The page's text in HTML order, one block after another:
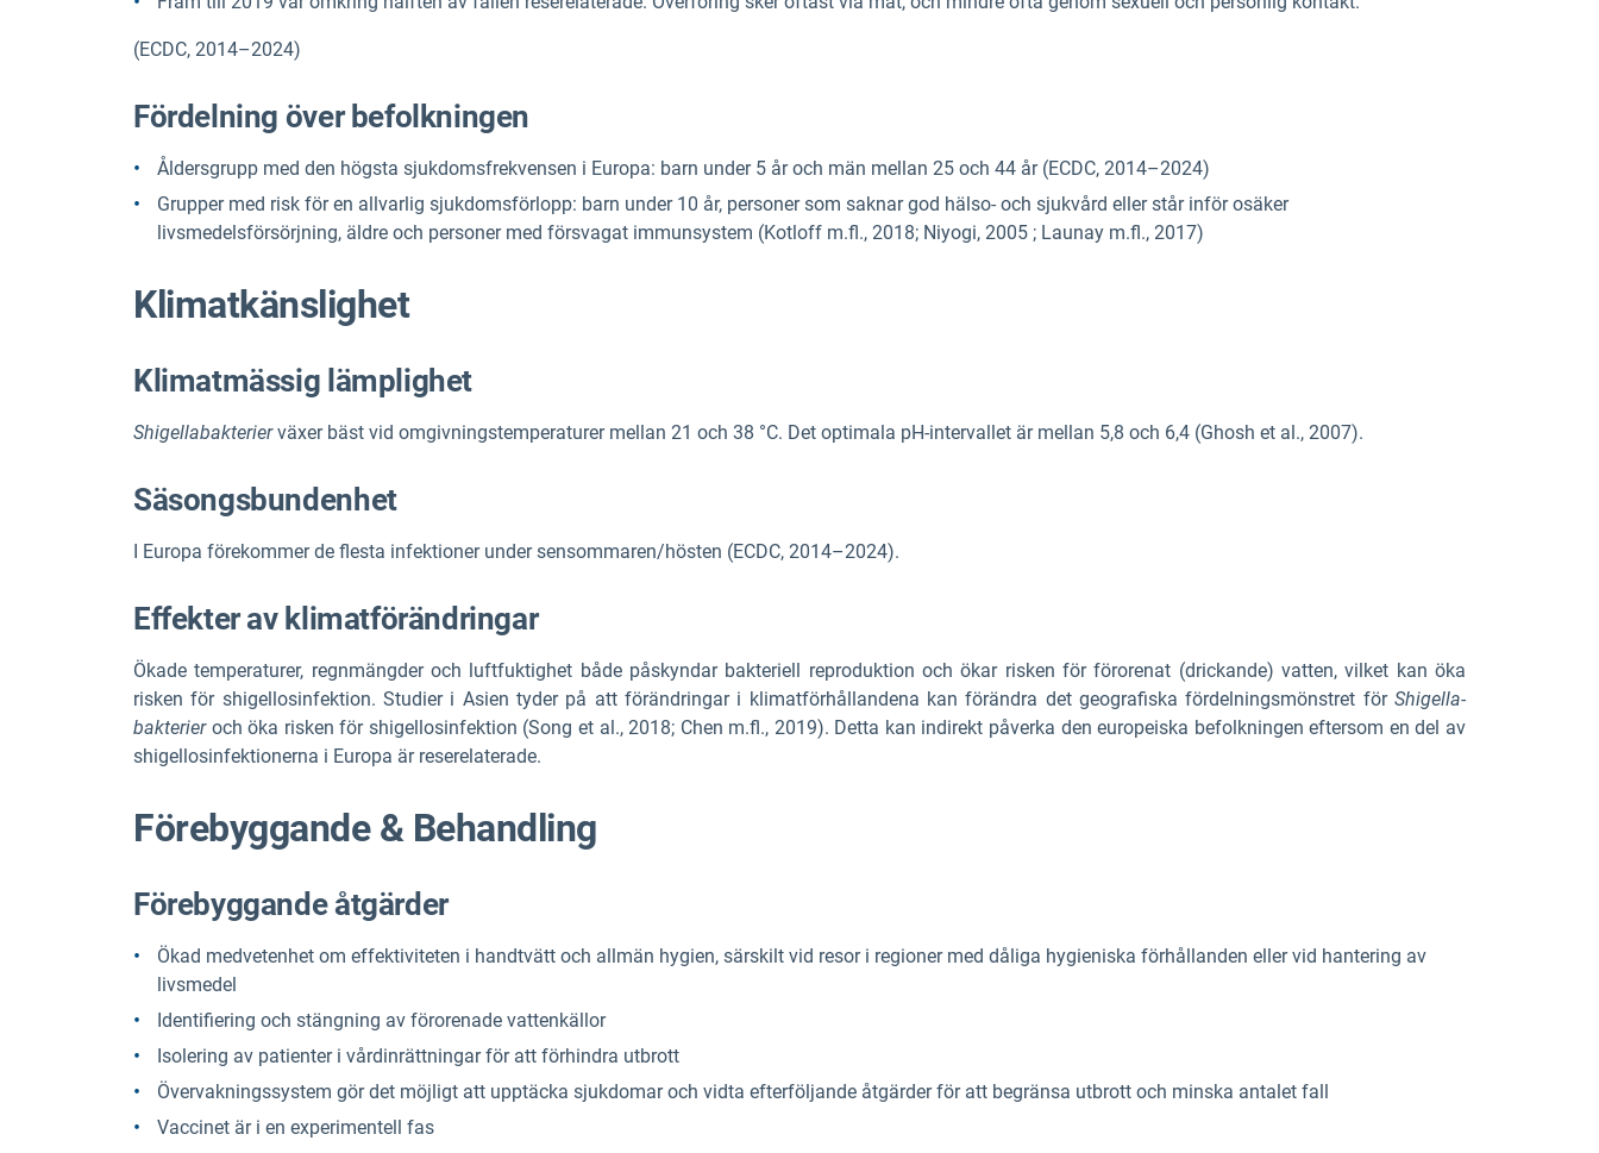
(ECDC, 2014–2024)
Fördelning över befolkningen
Åldersgrupp med den högsta sjukdomsfrekvensen i Europa: barn under 5 år och män mellan 25 och 44 år (ECDC, 2014–2024)
Grupper med risk för en allvarlig sjukdomsförlopp: barn under 10 år, personer som saknar god hälso- och sjukvård eller står inför osäker
livsmedelsförsörjning, äldre och personer med försvagat immunsystem (Kotloff m.fl., 2018; Niyogi, 2005 ; Launay m.fl., 2017)
Klimatkänslighet
Klimatmässig lämplighet
Shigellabakterierväxer bäst vid omgivningstemperaturer mellan 21 och 38 °C. Det optimala pH-intervallet är mellan 5,8 och 6,4 (Ghosh et al., 2007).
Säsongsbundenhet
I Europa förekommer de flesta infektioner under sensommaren/hösten (ECDC, 2014–2024).
Effekter av klimatförändringar
Ökade temperaturer, regnmängder och luftfuktighet både påskyndar bakteriell reproduktion och ökar risken för förorenat (drickande) vatten, vilket kan öka
risken för shigellosinfektion. Studier i Asien tyder på att förändringar i klimatförhållandena kan förändra det geografiska fördelningsmönstret för Shigella-
bakterier och öka risken för shigellosinfektion (Song et al., 2018; Chen m.fl., 2019). Detta kan indirekt påverka den europeiska befolkningen eftersom en del av
shigellosinfektionerna i Europa är reserelaterade.
Förebyggande & Behandling
Förebyggande åtgärder
Ökad medvetenhet om effektiviteten i handtvätt och allmän hygien, särskilt vid resor i regioner med dåliga hygieniska förhållanden eller vid hantering av
livsmedel
Identifiering och stängning av förorenade vattenkällor
Isolering av patienter i vårdinrättningar för att förhindra utbrott
Övervakningssystem gör det möjligt att upptäcka sjukdomar och vidta efterföljande åtgärder för att begränsa utbrott och minska antalet fall
Vaccinet är i en experimentell fas